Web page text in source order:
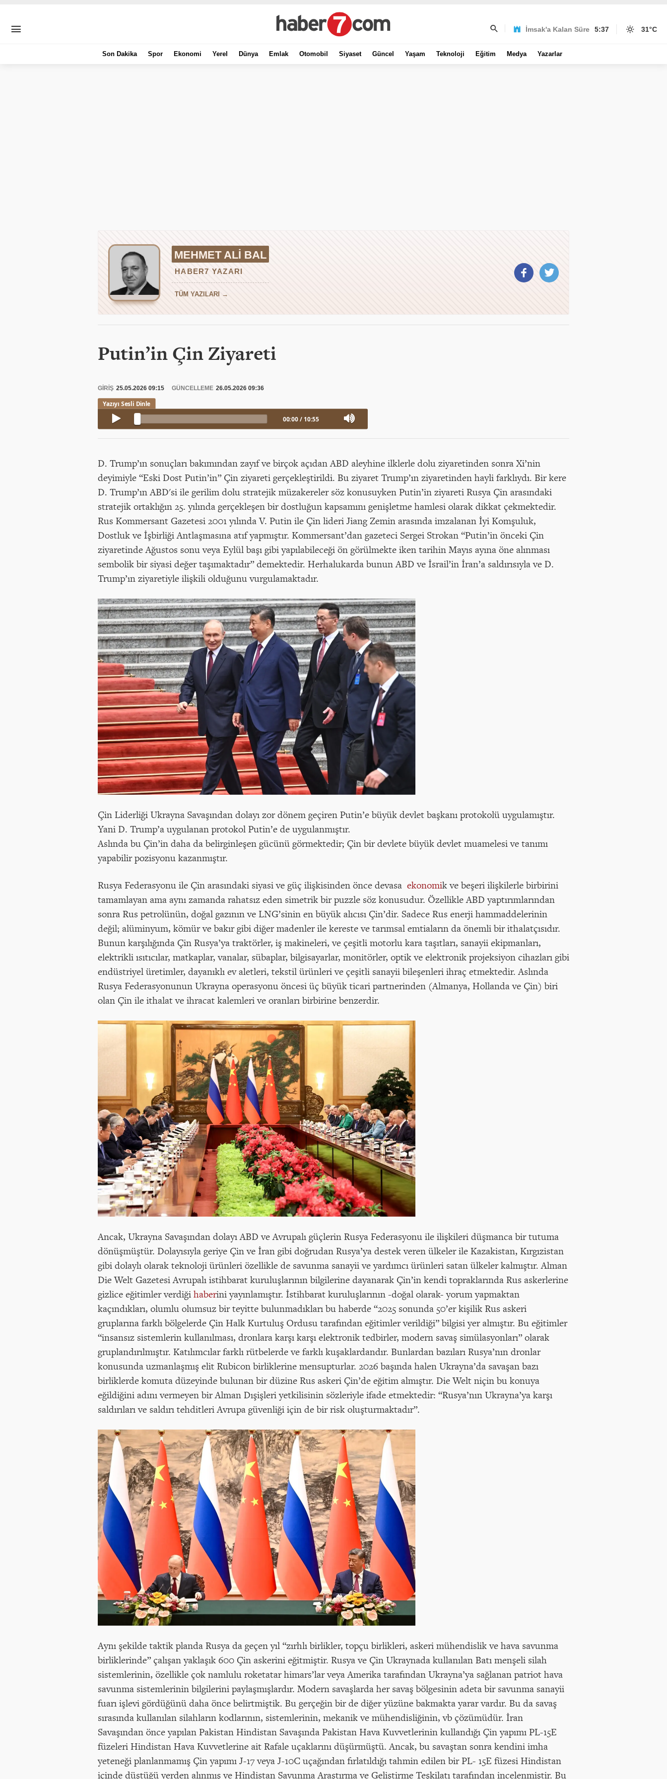
İmsak'a Kalan Süre 5:37 31°C
Son Dakika Spor Ekonomi Yerel Dünya Emlak Otomobil Siyaset Güncel Yaşam Teknoloji Eğitim Medya Yazarlar
MEHMET ALI BAL
HABER7 YAZARI
TÜM YAZILARI →
Putin’in Çin Ziyareti
GİRİŞ 25.05.2026 09:15 GÜNCELLEME 26.05.2026 09:36
00:00 / 10:55
D. Trump’ın sonuçları bakımından zayıf ve birçok açıdan ABD aleyhine ilklerle dolu ziyaretinden sonra Xi’nin
deyimiyle “Eski Dost Putin’in” Çin ziyareti gerçekleştirildi. Bu ziyaret Trump’ın ziyaretinden hayli farklıydı. Bir kere
D. Trump’ın ABD'si ile gerilim dolu stratejik müzakereler söz konusuyken Putin’in ziyareti Rusya Çin arasındaki
stratejik ortaklığın 25. yılında gerçekleşen bir dostluğun kapsamını genişletme hamlesi olarak dikkat çekmektedir.
Rus Kommersant Gazetesi 2001 yılında V. Putin ile Çin lideri Jiang Zemin arasında imzalanan İyi Komşuluk,
Dostluk ve İşbirliği Antlaşmasına atıf yapmıştır. Kommersant’dan gazeteci Sergei Strokan “Putin’in önceki Çin
ziyaretinde Ağustos sonu veya Eylül başı gibi yapılabileceği ön görülmekte iken tarihin Mayıs ayına öne alınması
sembolik bir siyasi değer taşımaktadır” demektedir. Herhalukarda bunun ABD ve İsrail’in İran’a saldırısıyla ve D.
Trump’ın ziyaretiyle ilişkili olduğunu vurgulamaktadır.
Çin Liderliği Ukrayna Savaşından dolayı zor dönem geçiren Putin’e büyük devlet başkanı protokolü uygulamıştır.
Yani D. Trump’a uygulanan protokol Putin’e de uygulanmıştır.
Aslında bu Çin’in daha da belirginleşen gücünü görmektedir; Çin bir devlete büyük devlet muamelesi ve tanımı
yapabilir pozisyonu kazanmıştır.
Rusya Federasyonu ile Çin arasındaki siyasi ve güç ilişkisinden önce devasa ekonomik ve beşeri ilişkilerle birbirini
tamamlayan ama aynı zamanda rahatsız eden simetrik bir puzzle söz konusudur. Özellikle ABD yaptırımlarından
sonra Rus petrolünün, doğal gazının ve LNG’sinin en büyük alıcısı Çin’dir. Sadece Rus enerji hammaddelerinin
değil; alüminyum, kömür ve bakır gibi diğer madenler ile kereste ve tarımsal emtiaların da önemli bir ithalatçısıdır.
Bunun karşılığında Çin Rusya’ya traktörler, iş makineleri, ve çeşitli motorlu kara taşıtları, sanayii ekipmanları,
elektrikli ısıtıcılar, matkaplar, vanalar, sübaplar, bilgisayarlar, monitörler, optik ve elektronik projeksiyon cihazları gibi
endüstriyel üretimler, dayanıklı ev aletleri, tekstil ürünleri ve çeşitli sanayii bileşenleri ihraç etmektedir. Aslında
Rusya Federasyonunun Ukrayna operasyonu öncesi üç büyük ticari partnerinden (Almanya, Hollanda ve Çin) biri
olan Çin ile ithalat ve ihracat kalemleri ve oranları birbirine benzerdir.
Ancak, Ukrayna Savaşından dolayı ABD ve Avrupalı güçlerin Rusya Federasyonu ile ilişkileri düşmanca bir tutuma
dönüşmüştür. Dolayısıyla geriye Çin ve İran gibi doğrudan Rusya’ya destek veren ülkeler ile Kazakistan, Kırgızistan
gibi dolaylı olarak teknoloji ürünleri özellikle de savunma sanayii ve yardımcı ürünleri satan ülkeler kalmıştır. Alman
Die Welt Gazetesi Avrupalı istihbarat kuruluşlarının bilgilerine dayanarak Çin’in kendi topraklarında Rus askerlerine
gizlice eğitimler verdiğihaberini yayınlamıştır. İstihbarat kuruluşlarının -doğal olarak- yorum yapmaktan
kaçındıkları, olumlu olumsuz bir teyitte bulunmadıkları bu haberde “2025 sonunda 50’er kişilik Rus askeri
gruplarına farklı bölgelerde Çin Halk Kurtuluş Ordusu tarafından eğitimler verildiği” bilgisi yer almıştır. Bu eğitimler
“insansız sistemlerin kullanılması, dronlara karşı karşı elektronik tedbirler, modern savaş simülasyonları” olarak
gruplandırılmıştır. Katılımcılar farklı rütbelerde ve farklı kuşaklardandır. Bunlardan bazıları Rusya’nın dronlar
konusunda uzmanlaşmış elit Rubicon birliklerine mensupturlar. 2026 başında halen Ukrayna’da savaşan bazı
birliklerde komuta düzeyinde bulunan bir düzine Rus askeri Çin’de eğitim almıştır. Die Welt niçin bu konuya
eğildiğini adını vermeyen bir Alman Dışişleri yetkilisinin sözleriyle ifade etmektedir: “Rusya’nın Ukrayna’ya karşı
saldırıları ve saldırı tehditleri Avrupa güvenliği için de bir risk oluşturmaktadır”.
Aynı şekilde taktik planda Rusya da geçen yıl “zırhlı birlikler, topçu birlikleri, askeri mühendislik ve hava savunma
birliklerinde” çalışan yaklaşık 600 Çin askerini eğitmiştir. Rusya ve Çin Ukraynada kullanılan Batı menşeli silah
sistemlerinin, özellikle çok namlulu roketatar himars’lar veya Amerika tarafından Ukrayna’ya sağlanan patriot hava
savunma sistemlerinin bilgilerini paylaşmışlardır. Modern savaşlarda her savaş bölgesinin adeta bir savunma sanayii
fuarı işlevi gördüğünü daha önce belirtmiştik. Bu gerçeğin bir de diğer yüzüne bakmakta yarar vardır. Bu da savaş
sırasında kullanılan silahların kodlarının, sistemlerinin, mekanik ve mühendisliğinin, vb çözümüdür. İran
Savaşından önce yapılan Pakistan Hindistan Savaşında Pakistan Hava Kuvvetlerinin kullandığı Çin yapımı PL-15E
füzeleri Hindistan Hava Kuvvetlerine ait Rafale uçaklarını düşürmüştü. Ancak, bu savaştan sonra kendini imha
yeteneği planlanmamış Çin yapımı J-17 veya J-10C uçağından fırlatıldığı tahmin edilen bir PL- 15E füzesi Hindistan
içinde düştüğü yerden alınmış ve Hindistan Savunma Araştırma ve Geliştirme Teşkilatı tarafından incelenmiştir. Bu